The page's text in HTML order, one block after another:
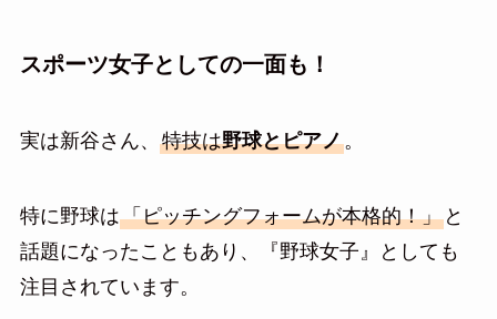
スポーツ女子としての一面も！
実は新谷さん、 特技は野球とピアノ。
特に野球は「ピッチングフォームが本格的！」と
話題になったこともあり、『野球女子』としても
注目されています。